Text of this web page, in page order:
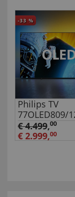
-33 %
Philips TV
77OLED809/
€ 4.499,00
€ 2.999,00